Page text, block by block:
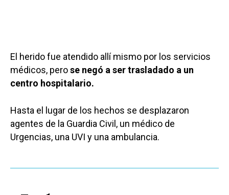
El herido fue atendido allí mismo por los servicios
médicos, perose negó a ser trasladado a un
centro hospitalario.
Hasta el lugar de los hechos se desplazaron
agentes de la Guardia Civil, un médico de
Urgencias, una UVI y una ambulancia.